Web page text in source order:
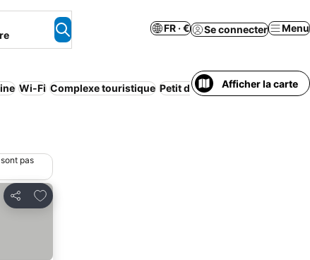
FR · € Se connecter Menu
Wi-Fi Complexe touristique Petit déjeuner inclus Navette
Afficher la carte
pas
Partager
Ajouter à mes favoris